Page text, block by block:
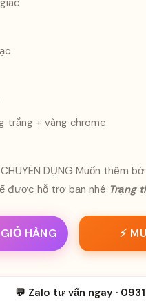
trắng + vàng chrome
CHUYÊN DỤNG Muốn thêm
được hỗ trợ bạn nhé Trạng
HÀNG ⚡
💬 Zalo tư vấn ngay ·